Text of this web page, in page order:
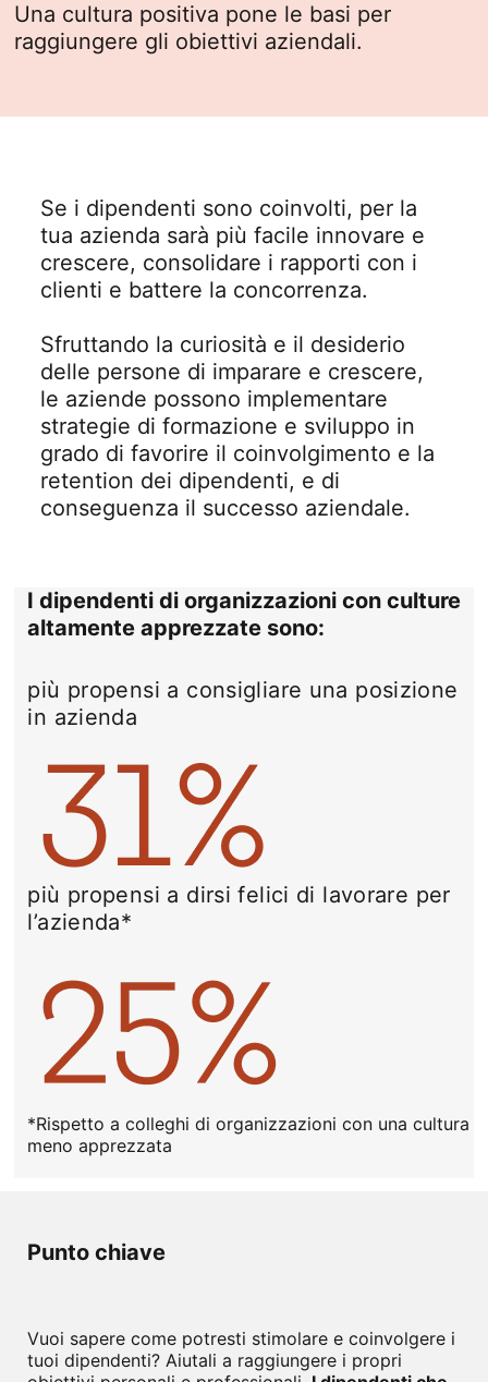
Una cultura positiva pone le basi per
raggiungere gli obiettivi aziendali.
Se i dipendenti sono coinvolti, per la
tua azienda sarà più facile innovare e
crescere, consolidare i rapporti con i
clienti e battere la concorrenza.
Sfruttando la curiosità e il desiderio
delle persone di imparare e crescere,
le aziende possono implementare
strategie di formazione e sviluppo in
grado di favorire il coinvolgimento e la
retention dei dipendenti, e di
conseguenza il successo aziendale.
I dipendenti di organizzazioni con culture
altamente apprezzate sono:
più propensi a consigliare una posizione
in azienda
più propensi a dirsi felici di lavorare per
l’azienda*
*Rispetto a colleghi di organizzazioni con una cultura
meno apprezzata
Punto chiave
Vuoi sapere come potresti stimolare e coinvolgere i
tuoi dipendenti? Aiutali a raggiungere i propri